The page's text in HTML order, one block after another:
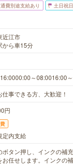
費別途支給あり 土日祝
近江市
から車15分
～08:0016:00
仕事できる方、大歓迎！
円
定内支給
ボタン押し、インクの補
お任せします。インクの